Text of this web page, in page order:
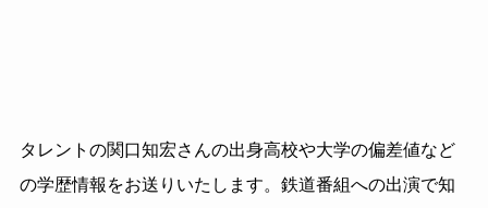
タレントの関口知宏さんの出身高校や大学の偏差値など
の学歴情報をお送りいたします。鉄道番組への出演で知